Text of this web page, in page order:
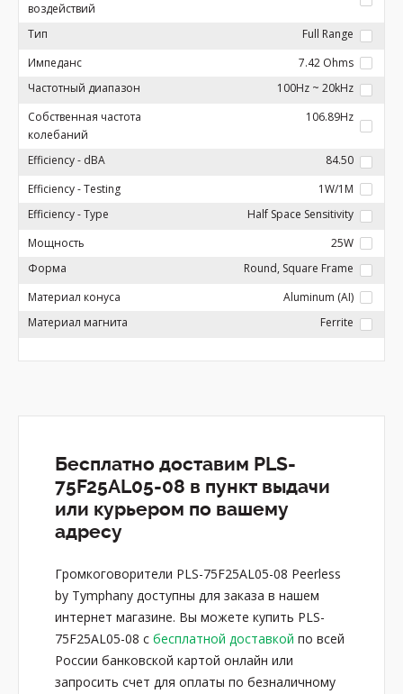
воздействий
Тип
Full Range
Импеданс
7.42 Ohms
Частотный диапазон
100Hz ~ 20kHz
Собственная частота
колебаний
106.89Hz
Efficiency - dBA
84.50
Efficiency - Testing
1W/1M
Efficiency - Type
Half Space Sensitivity
Мощность
25W
Форма
Round, Square Frame
Материал конуса
Aluminum (AI)
Материал магнита
Ferrite
Бесплатно доставим PLS-
75F25AL05-08 в пункт выдачи
или курьером по вашему
адресу
Громкоговорители PLS-75F25AL05-08 Peerless
by Tymphany доступны для заказа в нашем
интернет магазине. Вы можете купить PLS-
75F25AL05-08 с бесплатной доставкой по всей
России банковской картой онлайн или
запросить счет для оплаты по безналичному